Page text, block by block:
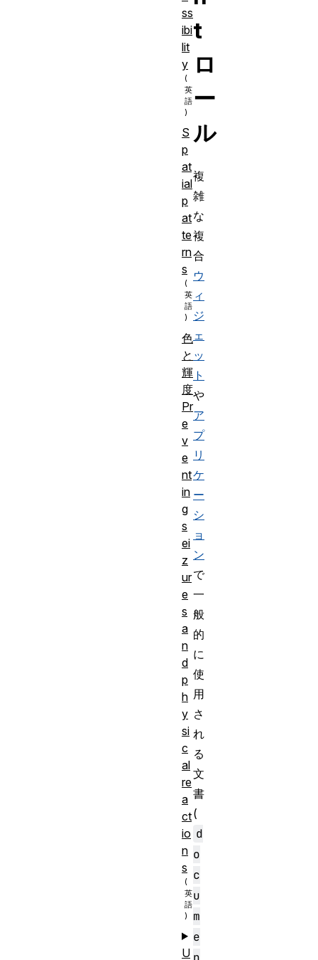
t
ロ
ー
ル
複
雑
な
複
合
ウ
ィ
ジ
ェ
ッ
ト
や
ア
プ
リ
ケ
ー
シ
ョ
ン
で
一
般
的
に
使
用
さ
れ
る
文
書
(
d
o
c
u
m
e
ss
ibi
lit
y
S
p
at
ial
p
at
te
rn
s
色
と
輝
度
Pr
e
v
e
nt
in
g
s
ei
z
ur
e
s
a
n
d
p
h
y
si
c
al
re
a
ct
io
n
s
U